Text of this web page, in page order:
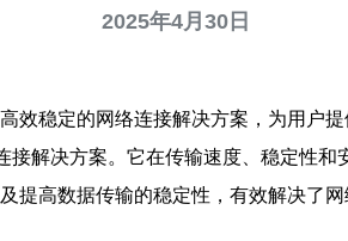
2025年4月30日
稳定的网络连接解决方案，为用户提
解决方案。它在传输速度、稳定性和
高数据传输的稳定性，有效解决了网